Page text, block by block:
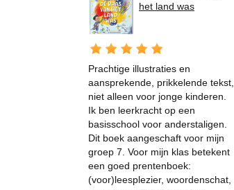
het land was
Prachtige illustraties en
aansprekende, prikkelende tekst,
niet alleen voor jonge kinderen.
Ik ben leerkracht op een
basisschool voor anderstaligen.
Dit boek aangeschaft voor mijn
groep 7. Voor mijn klas betekent
een goed prentenboek:
(voor)leesplezier, woordenschat,